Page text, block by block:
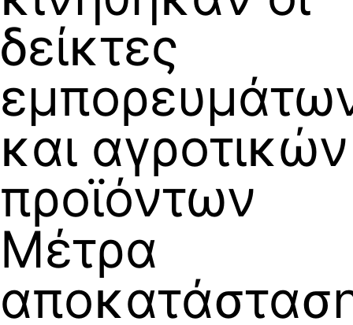
δείκτες
και αγροτικών
προϊόντων
Μέτρα